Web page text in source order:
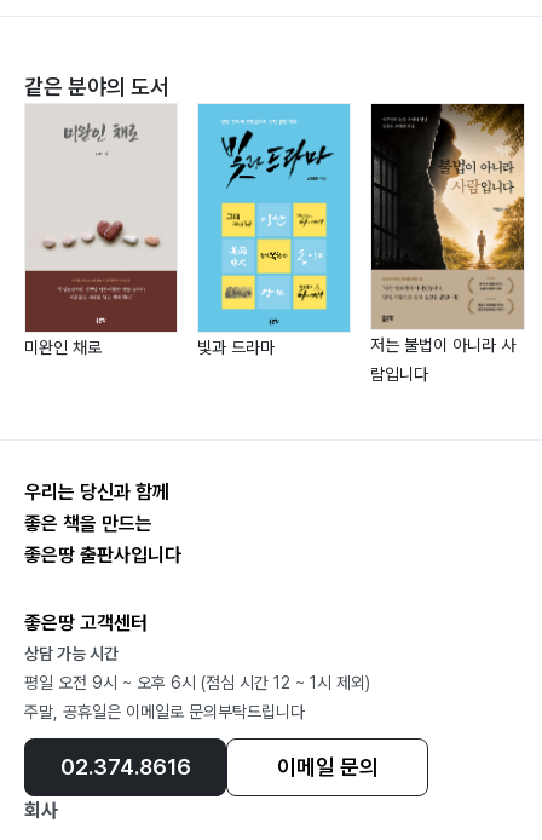
춘추시대 하희?44
인간관계?45
거문도?46
북경 이화원?48
가평 남이섬?49
비음산 계곡?50
평준화의 폐단?51
용문사 가는 길?52
선물?55
아낙들?55
경주여행?56
진도 관매도?58
마음은 부자?59
초로 같은 인생아?59
시안 화청지?60
거문고?61
산에 집을 짓고?61
시에 그림을 넣어
예술을 만드는 일에
몰두하겠습니다.
같은 분야의 도서
미완인 채로 빛과 드라마
저는 불법이 아니라 사
람입니다
우리는 당신과 함께
좋은 책을 만드는
좋은땅 출판사입니다
좋은땅 고객센터
상담 가능 시간
평일 오전 9시 ~ 오후 6시 (점심 시간 12 ~ 1시 제외)
주말, 공휴일은 이메일로 문의부탁드립니다
02.374.8616 이메일 문의
회사